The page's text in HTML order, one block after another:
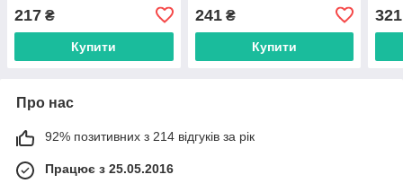
217 ₴
Купити
241₴
Купити
321
Про нас
92% позитивних з 214 відгуків за рік
Працює з 25.05.2016